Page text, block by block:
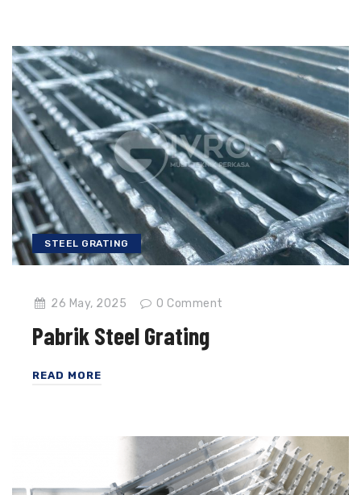
STEEL GRATING
26 May, 2025 0 Comment
Pabrik Steel Grating
READ MORE